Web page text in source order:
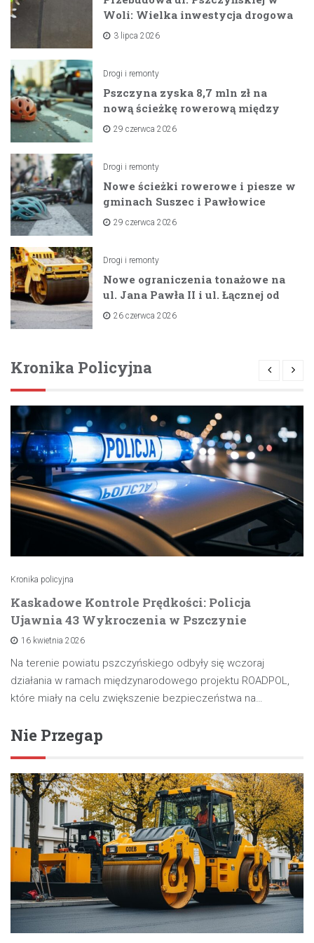
Woli: Wielka inwestycja drogowa
na horyzoncie
3 lipca 2026
Drogi i remonty
Pszczyna zyska 8,7 mln zł na
nową ścieżkę rowerową między
zaporami
29 czerwca 2026
Drogi i remonty
Nowe ścieżki rowerowe i piesze w
gminach Suszec i Pawłowice
dzięki unijnemu wsparciu
29 czerwca 2026
Drogi i remonty
Nowe ograniczenia tonażowe na
ul. Jana Pawła II i ul. Łącznej od
lipca 2026 roku
26 czerwca 2026
Kronika Policyjna
Kronika policyjna
Kaskadowe Kontrole Prędkości: Policja
Ujawnia 43 Wykroczenia w Pszczynie
16 kwietnia 2026
Na terenie powiatu pszczyńskiego odbyły się wczoraj
działania w ramach międzynarodowego projektu ROADPOL,
które miały na celu zwiększenie bezpieczeństwa na…
Nie Przegap